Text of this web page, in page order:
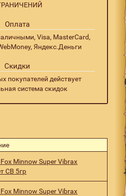
Оплата
Visa, MasterCard,
Яндекс.Деньги
Скидки
покупателей действует
система скидок
Minnow Super Vibrax
CB 5гр
Minnow Super Vibrax